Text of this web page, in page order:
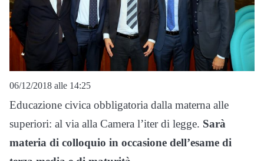
06/12/2018 alle 14:25
Educazione civica obbligatoria dalla materna alle
superiori: al via alla Camera l’iter di legge. Sarà
materia di colloquio in occasione dell’esame di